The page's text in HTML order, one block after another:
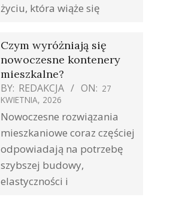
życiu, która wiąże się
Czym wyróżniają się
nowoczesne kontenery
mieszkalne?
BY: REDAKCJA ON: 27
KWIETNIA, 2026
Nowoczesne rozwiązania
mieszkaniowe coraz częściej
odpowiadają na potrzebę
szybszej budowy,
elastyczności i